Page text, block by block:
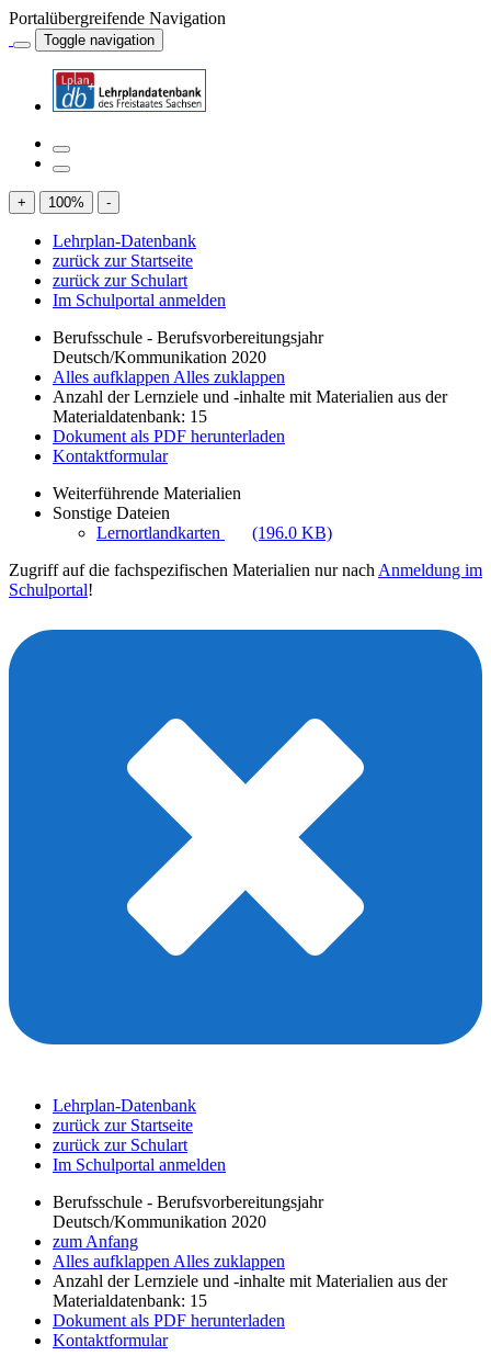
Portalübergreifende Navigation
Toggle navigation
+ 100% -
Lehrplan-Datenbank
zurück zur Startseite
zurück zur Schulart
Im Schulportal anmelden
Berufsschule - Berufsvorbereitungsjahr
Deutsch/Kommunikation 2020
Alles aufklappen Alles zuklappen
Anzahl der Lernziele und -inhalte mit Materialien aus der
Materialdatenbank: 15
Dokument als PDF herunterladen
Kontaktformular
Weiterführende Materialien
Sonstige Dateien
Lernortlandkarten
(196.0 KB)
Zugriff auf die fachspezifischen Materialien nur nach Anmeldung im
Schulportal!
Lehrplan-Datenbank
zurück zur Startseite
zurück zur Schulart
Im Schulportal anmelden
Berufsschule - Berufsvorbereitungsjahr
Deutsch/Kommunikation 2020
zum Anfang
Alles aufklappen Alles zuklappen
Anzahl der Lernziele und -inhalte mit Materialien aus der
Materialdatenbank: 15
Dokument als PDF herunterladen
Kontaktformular